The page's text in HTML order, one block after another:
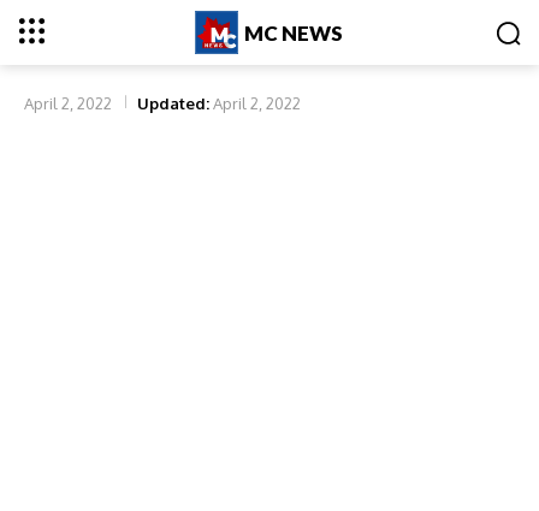
MC NEWS
April 2, 2022 Updated:April 2, 2022